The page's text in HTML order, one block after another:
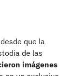
que la
de las
imágenes